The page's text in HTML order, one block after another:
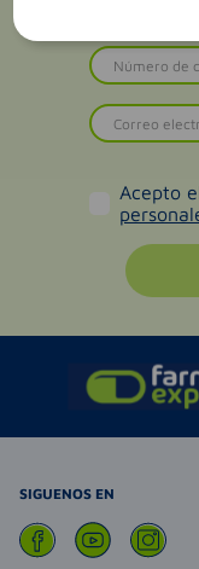
Acepto
SIGUENOS EN